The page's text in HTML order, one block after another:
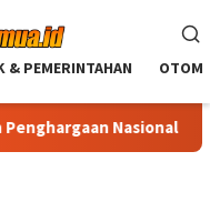
& PEMERINTAHAN
Nasional LPM RI